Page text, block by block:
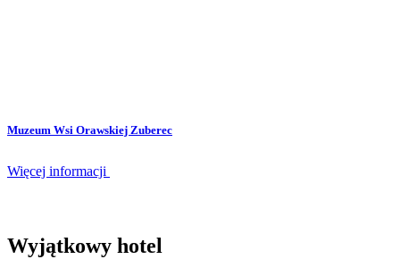
Muzeum Wsi Orawskiej Zuberec
Więcej informacji
Wyjątkowy hotel